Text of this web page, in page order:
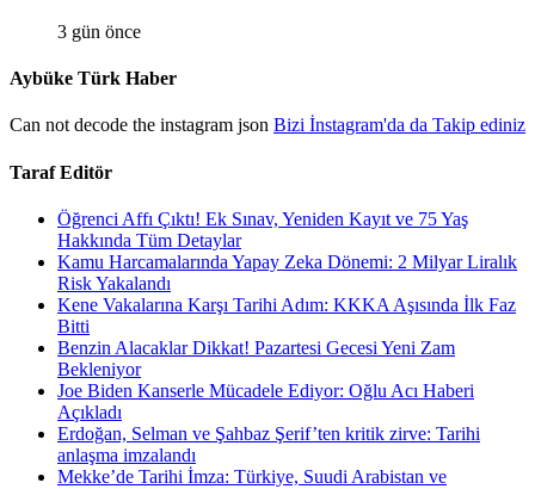
3 gün önce
Aybüke Türk Haber
Can not decode the instagram json Bizi İnstagram'da da Takip ediniz
Taraf Editör
Öğrenci Affı Çıktı! Ek Sınav, Yeniden Kayıt ve 75 Yaş
Hakkında Tüm Detaylar
Kamu Harcamalarında Yapay Zeka Dönemi: 2 Milyar Liralık
Risk Yakalandı
Kene Vakalarına Karşı Tarihi Adım: KKKA Aşısında İlk Faz
Bitti
Benzin Alacaklar Dikkat! Pazartesi Gecesi Yeni Zam
Bekleniyor
Joe Biden Kanserle Mücadele Ediyor: Oğlu Acı Haberi
Açıkladı
Erdoğan, Selman ve Şahbaz Şerif’ten kritik zirve: Tarihi
anlaşma imzalandı
Mekke’de Tarihi İmza: Türkiye, Suudi Arabistan ve